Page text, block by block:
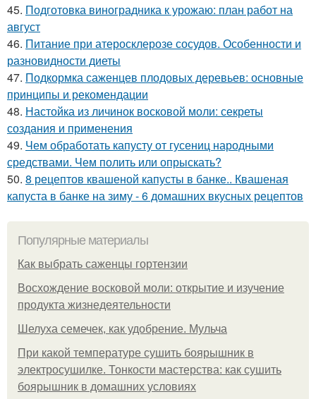
45. Подготовка виноградника к урожаю: план работ на
август
46. Питание при атеросклерозе сосудов. Особенности и
разновидности диеты
47. Подкормка саженцев плодовых деревьев: основные
принципы и рекомендации
48. Настойка из личинок восковой моли: секреты
создания и применения
49. Чем обработать капусту от гусениц народными
средствами. Чем полить или опрыскать?
50. 8 рецептов квашеной капусты в банке.. Квашеная
капуста в банке на зиму - 6 домашних вкусных рецептов
Популярные материалы
Как выбрать саженцы гортензии
Восхождение восковой моли: открытие и изучение
продукта жизнедеятельности
Шелуха семечек, как удобрение. Мульча
При какой температуре сушить боярышник в
электросушилке. Тонкости мастерства: как сушить
боярышник в домашних условиях